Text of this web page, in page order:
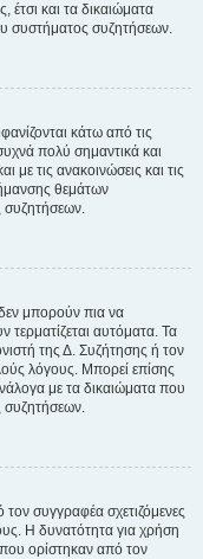
έτσι και τα δικαιώματα
συστήματος συζητήσεων.
κάτω από τις
πολύ σημαντικά και
με τις ανακοινώσεις και τις
θεμάτων
συζητήσεων.
μπορούν πια να
αυτόματα. Τα
της Δ. Συζήτησης ή τον
λόγους. Μπορεί επίσης
με τα δικαιώματα που
συζητήσεων.
τον συγγραφέα σχετιζόμενες
Η δυνατότητα για χρήση
που ορίστηκαν από τον